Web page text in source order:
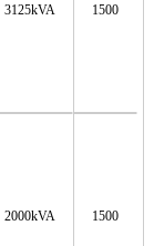
3125kVA 1500
2000kVA 1500